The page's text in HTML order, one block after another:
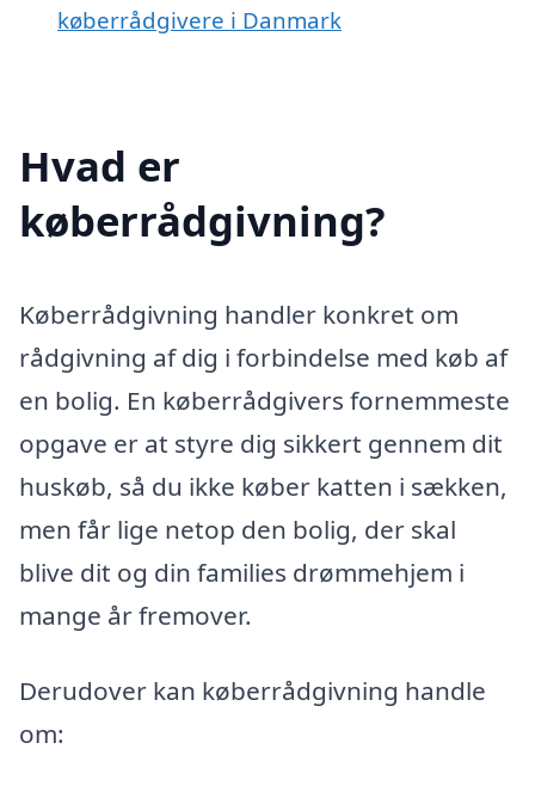
køberrådgivere i Danmark
Hvad er
køberrådgivning?
Køberrådgivning handler konkret om
rådgivning af dig i forbindelse med køb af
en bolig. En køberrådgivers fornemmeste
opgave er at styre dig sikkert gennem dit
huskøb, så du ikke køber katten i sækken,
men får lige netop den bolig, der skal
blive dit og din families drømmehjem i
mange år fremover.
Derudover kan køberrådgivning handle
om: